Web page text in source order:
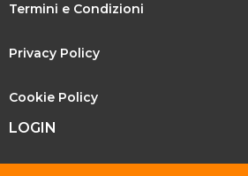
Termini e Condizioni
Privacy Policy
Cookie Policy
LOGIN